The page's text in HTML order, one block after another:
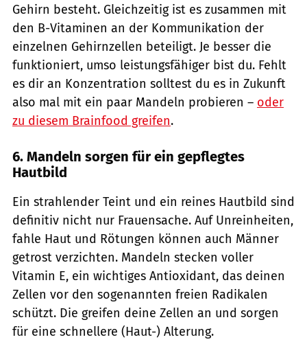
Gehirn besteht. Gleichzeitig ist es zusammen mit
den B-Vitaminen an der Kommunikation der
einzelnen Gehirnzellen beteiligt. Je besser die
funktioniert, umso leistungsfähiger bist du. Fehlt
es dir an Konzentration solltest du es in Zukunft
also mal mit ein paar Mandeln probieren – oder
zu diesem Brainfood greifen.
6. Mandeln sorgen für ein gepflegtes
Hautbild
Ein strahlender Teint und ein reines Hautbild sind
definitiv nicht nur Frauensache. Auf Unreinheiten,
fahle Haut und Rötungen können auch Männer
getrost verzichten. Mandeln stecken voller
Vitamin E, ein wichtiges Antioxidant, das deinen
Zellen vor den sogenannten freien Radikalen
schützt. Die greifen deine Zellen an und sorgen
für eine schnellere (Haut-) Alterung.